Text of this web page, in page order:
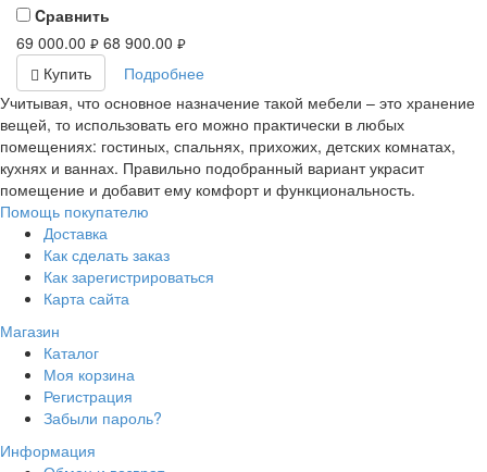
Cравнить
69 000.00 руб. 68 900.00 руб.
Купить
Подробнее
Учитывая, что основное назначение такой мебели – это хранение
вещей, то использовать его можно практически в любых
помещениях: гостиных, спальнях, прихожих, детских комнатах,
кухнях и ваннах. Правильно подобранный вариант украсит
помещение и добавит ему комфорт и функциональность.
Помощь покупателю
Доставка
Как сделать заказ
Как зарегистрироваться
Карта сайта
Магазин
Каталог
Моя корзина
Регистрация
Забыли пароль?
Информация